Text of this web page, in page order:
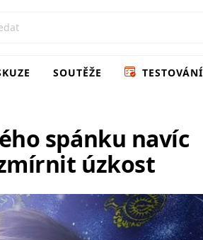
SOUTĚŽE TESTOVÁNÍ
spánku navíc
úzkost